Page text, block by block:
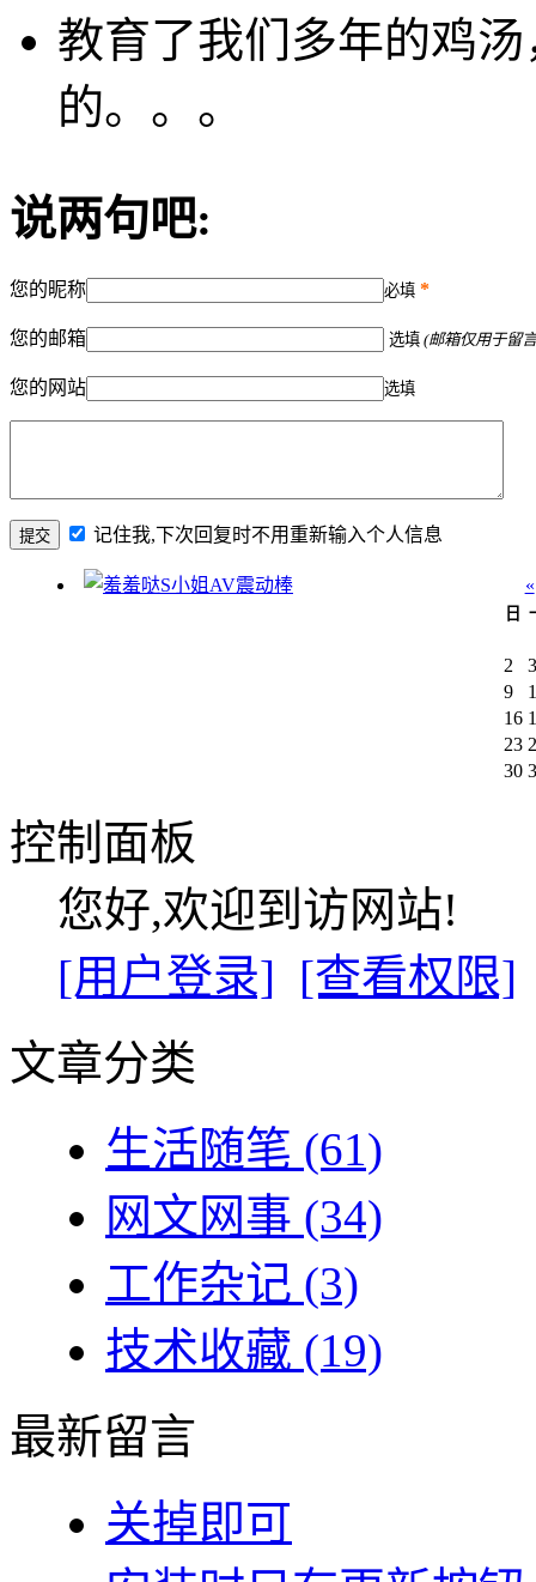
教育了我们多年的鸡
的。。。
说两句吧:
您的昵称 必填 *
您的邮箱 选填 (邮箱仅用于留
您的网站 选填
记住我,下次回复时不用重新输入个人信息
«
日
2
3
9
16
23
30
控制面板
您好,欢迎到访网站!
[用户登录] [查看权限]
文章分类
生活随笔 (61)
网文网事 (34)
工作杂记 (3)
技术收藏 (19)
最新留言
关掉即可